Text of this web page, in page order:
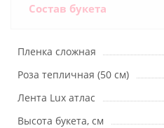
Состав букета
Пленка сложная
Роза тепличная (50 см)
Лента Lux атлас
Высота букета, см